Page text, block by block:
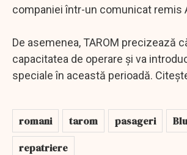
companiei într-un comunicat remis
De asemenea, TAROM precizează
capacitatea de operare şi va
speciale în această perioadă.
romani tarom pasageri
repatriere